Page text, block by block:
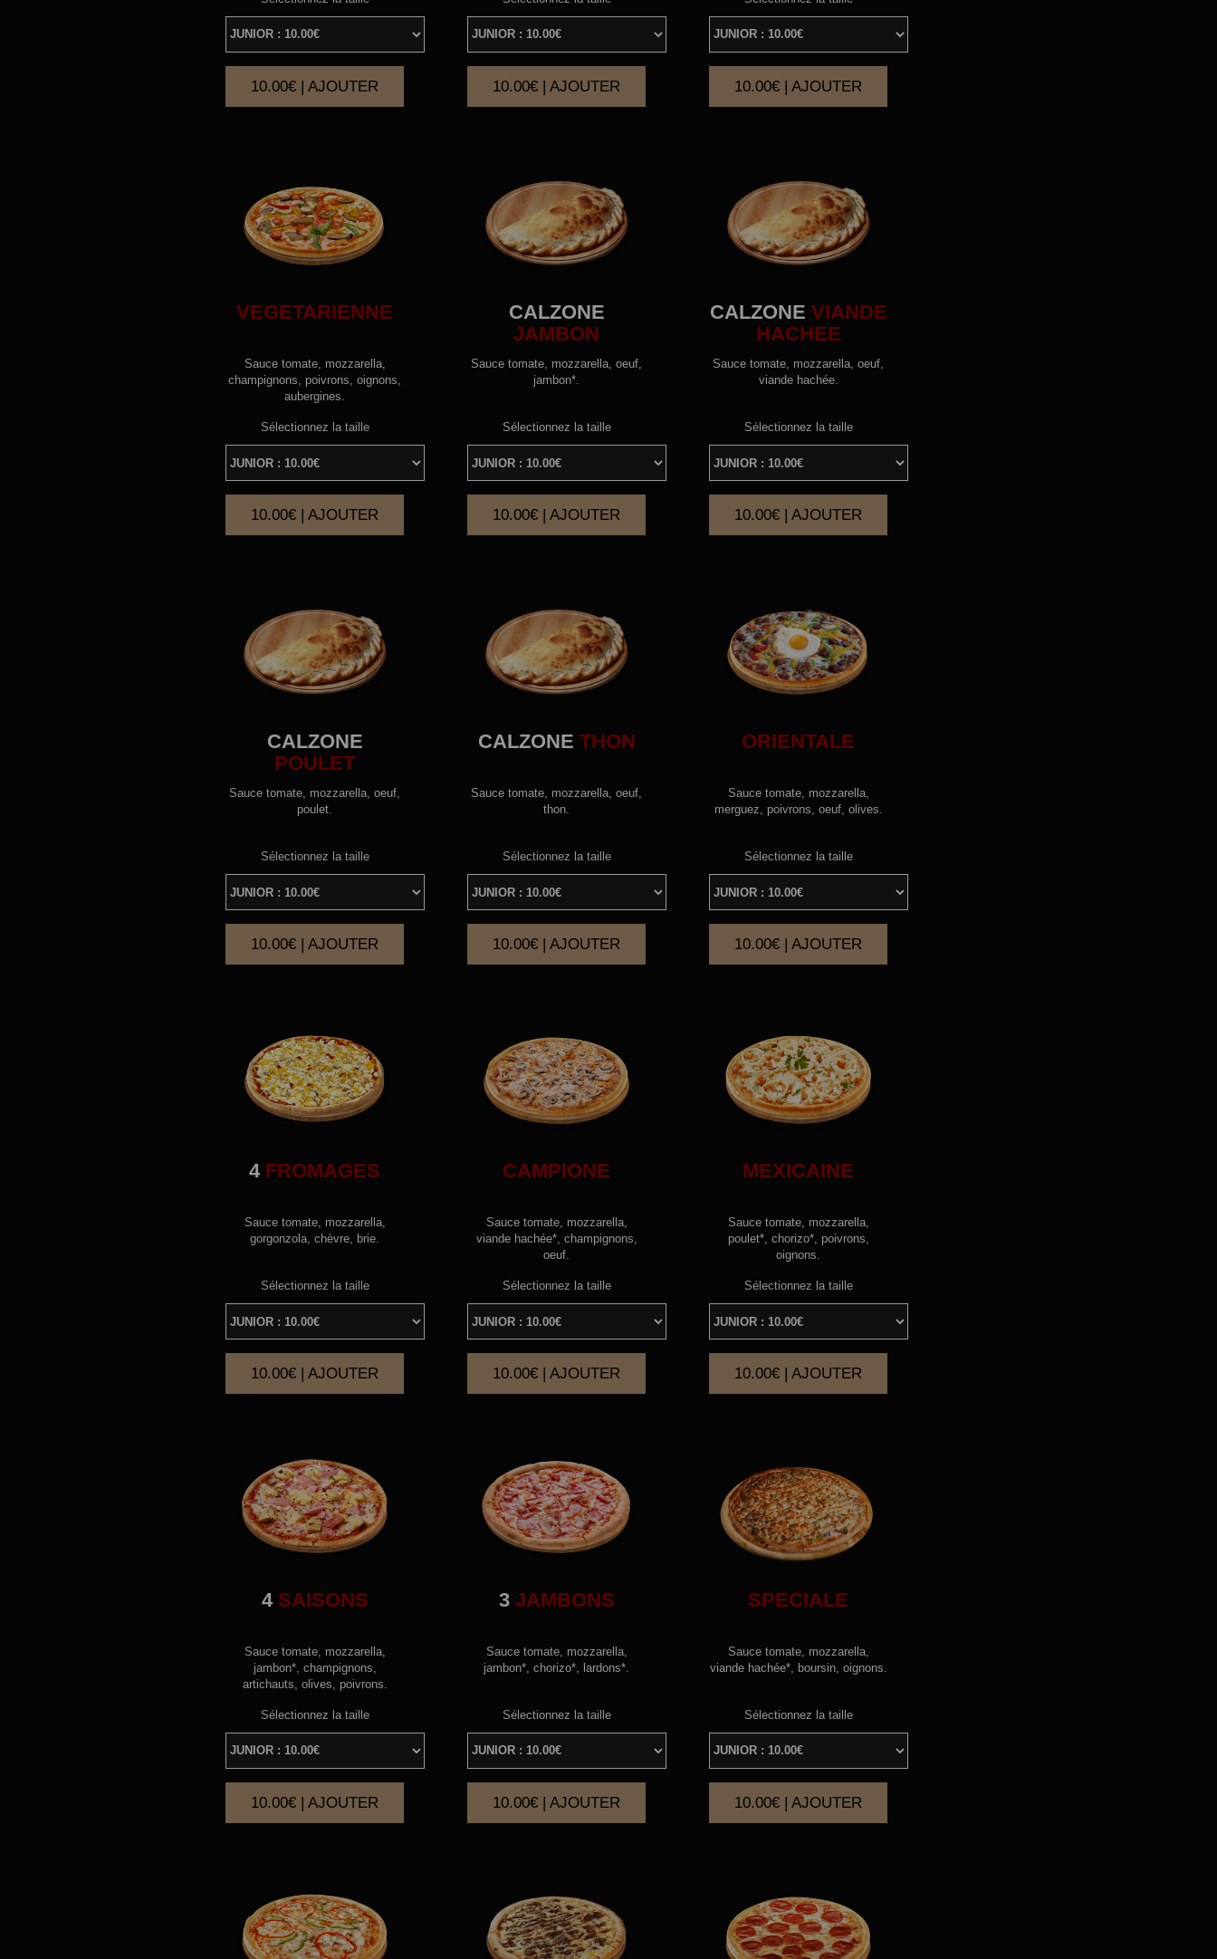
|
10.00€ | AJOUTER |
10.00€ | AJOUTER |
10.00€ | AJOUTER
VEGETARIENNE
Sauce tomate, mozzarella,
champignons, poivrons, oignons,
aubergines.
Sélectionnez la taille
|
10.00€ | AJOUTER
CALZONE
JAMBON
Sauce tomate, mozzarella, oeuf,
jambon*.
Sélectionnez la taille
|
10.00€ | AJOUTER
CALZONE VIANDE
HACHEE
Sauce tomate, mozzarella, oeuf,
viande hachée.
Sélectionnez la taille
|
10.00€ | AJOUTER
CALZONE
POULET
Sauce tomate, mozzarella, oeuf,
poulet.
Sélectionnez la taille
|
10.00€ | AJOUTER
CALZONE THON
Sauce tomate, mozzarella, oeuf,
thon.
Sélectionnez la taille
|
10.00€ | AJOUTER
ORIENTALE
Sauce tomate, mozzarella,
merguez, poivrons, oeuf, olives.
Sélectionnez la taille
|
10.00€ | AJOUTER
4 FROMAGES
Sauce tomate, mozzarella,
gorgonzola, chèvre, brie.
Sélectionnez la taille
|
10.00€ | AJOUTER
CAMPIONE
Sauce tomate, mozzarella,
viande hachée*, champignons,
oeuf.
Sélectionnez la taille
|
10.00€ | AJOUTER
MEXICAINE
Sauce tomate, mozzarella,
poulet*, chorizo*, poivrons,
oignons.
Sélectionnez la taille
|
10.00€ | AJOUTER
4SAISONS
Sauce tomate, mozzarella,
jambon*, champignons,
artichauts, olives, poivrons.
Sélectionnez la taille
|
10.00€ | AJOUTER
3JAMBONS
Sauce tomate, mozzarella,
jambon*, chorizo*, lardons*.
Sélectionnez la taille
|
10.00€ | AJOUTER
SPECIALE
Sauce tomate, mozzarella,
viande hachée*, boursin, oignons.
Sélectionnez la taille
|
10.00€ | AJOUTER